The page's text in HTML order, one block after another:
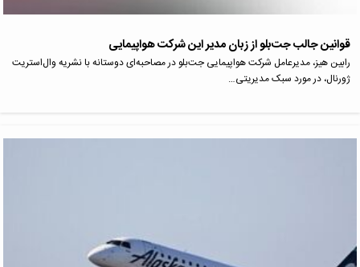
قوانین جالب جت‌بلو از زبان مدیر این شرکت هواپیمایی
رابین هیز، مدیرعامل شرکت هواپیمایی جت‌بلو در مصاحبه‌ای دوستانه با نشریه وال‌استریت
ژورنال، در مورد سبک مدیریتی…